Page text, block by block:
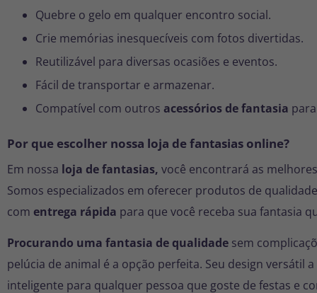
Quebre o gelo em qualquer encontro social.
Crie memórias inesquecíveis com fotos divertidas.
Reutilizável para diversas ocasiões e eventos.
Fácil de transportar e armazenar.
Compatível com outros acessórios de fantasia
Por que escolher nossa loja de fantasias online?
Em nossa loja de fantasias, você encontrará as
Somos especializados em oferecer produtos de
com entrega rápida para que você receba sua fantasia
Procurando uma fantasia de qualidade sem
pelúcia de animal é a opção perfeita. Seu design versátil
inteligente para qualquer pessoa que goste de festas e